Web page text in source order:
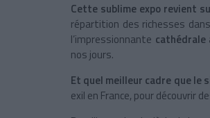
Cette sublime expo revient
répartition des richesses
l’impressionnante cathédrale
nos jours.
Et quel meilleur cadre que le
exil en France, pour découvrir